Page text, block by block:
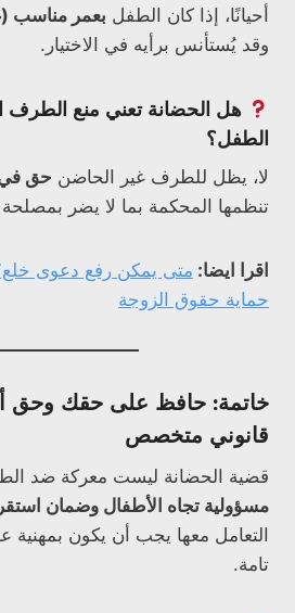
أحيانًا، إذا كان الطفل بعمر مناسب (غالبًا
وقد يُستأنس برأيه في الاختيار.
هل الحضانة تعني منع الطرف
الطفل؟
لا، يظل للطرف غير الحاضن حق في
تنظمها المحكمة بما لا يضر
اقرا ايضا: متى يمكن رفع دعوى
حماية حقوق الزوجة
خاتمة: حافظ على حقك وحق
قانوني متخصص
قضية الحضانة ليست معركة ضد
مسؤولية تجاه الأطفال وضمان
التعامل معها يجب أن يكون بمهنية
تامة.